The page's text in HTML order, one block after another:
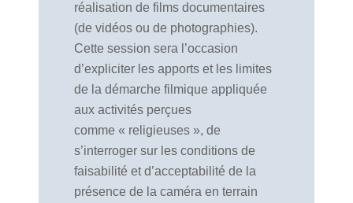
réalisation de films documentaires
(de vidéos ou de photographies).
Cette session sera l’occasion
d’expliciter les apports et les limites
de la démarche filmique appliquée
aux activités perçues
comme « religieuses », de
s’interroger sur les conditions de
faisabilité et d’acceptabilité de la
présence de la caméra en terrain